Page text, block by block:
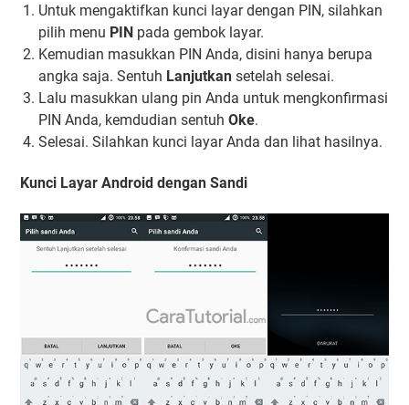
Untuk mengaktifkan kunci layar dengan PIN, silahkan
pilih menu PIN pada gembok layar.
Kemudian masukkan PIN Anda, disini hanya berupa
angka saja. Sentuh Lanjutkan setelah selesai.
Lalu masukkan ulang pin Anda untuk mengkonfirmasi
PIN Anda, kemdudian sentuh Oke.
Selesai. Silahkan kunci layar Anda dan lihat hasilnya.
Kunci Layar Android dengan Sandi